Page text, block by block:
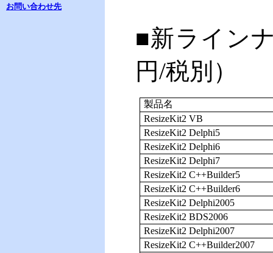
お問い合わせ先
■新ライン
円/税別）
製品名
ResizeKit2 VB
ResizeKit2 Delphi5
ResizeKit2 Delphi6
ResizeKit2 Delphi7
ResizeKit2 C++Builder5
ResizeKit2 C++Builder6
ResizeKit2 Delphi2005
ResizeKit2 BDS2006
ResizeKit2 Delphi2007
ResizeKit2 C++Builder2007